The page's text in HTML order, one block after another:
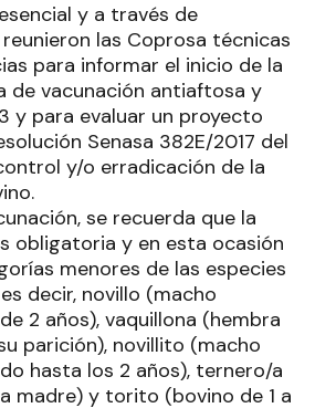
y a través de
las Coprosa técnicas
para informar el inicio de la
de vacunación antiaftosa y
y para evaluar un proyecto
Senasa 382E/2017 del
y/o erradicación de la
se recuerda que la
obligatoria y en esta ocasión
menores de las especies
decir, novillo (macho
2 años), vaquillona (hembra
parición), novillito (macho
hasta los 2 años), ternero/a
madre) y torito (bovino de 1 a